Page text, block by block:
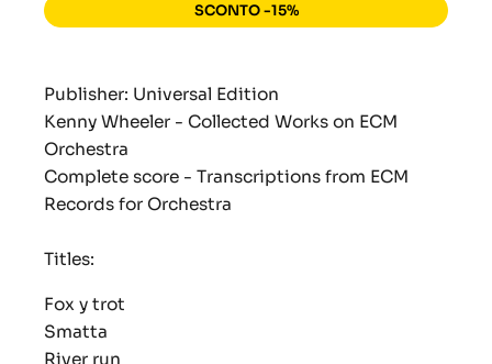
SCONTO -15%
Publisher: Universal Edition
Kenny Wheeler - Collected Works on ECM
Orchestra
Complete score - Transcriptions from ECM
Records for Orchestra
Titles:
Fox y trot
Smatta
River run